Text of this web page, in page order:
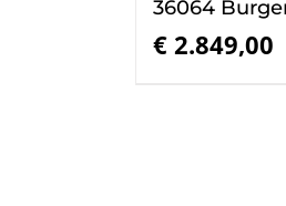
36064
€ 2.849,00